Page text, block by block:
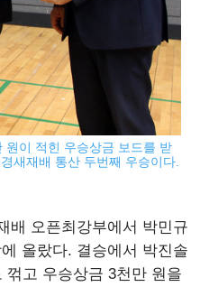
이 적힌 우승상금 보드를 받
새재배 통산 두번째 우승이다.
배 오픈최강부에서 박민규
올랐다. 결승에서 박진솔
꺾고 우승상금 3천만 원을